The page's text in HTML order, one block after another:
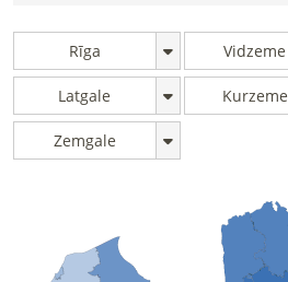
Rīga Vidzeme
Latgale Kurzeme
Zemgale